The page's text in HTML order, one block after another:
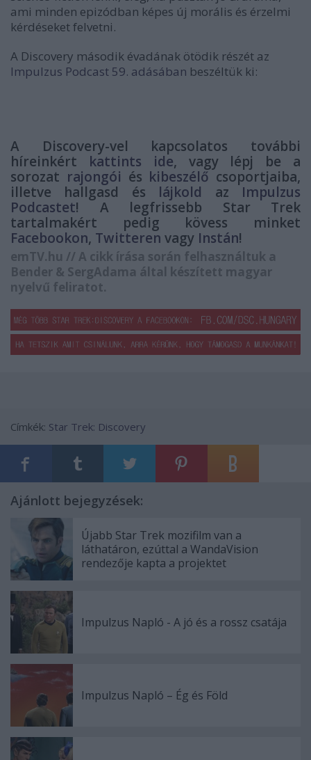
ami minden epizódban képes új morális és érzelmi
kérdéseket felvetni.
A Discovery második évadának ötödik részét az
Impulzus Podcast 59. adásában beszéltük ki:
A Discovery-vel kapcsolatos további
híreinkért kattints ide, vagy lépj be a
sorozat rajongói és kibeszélő csoportjaiba,
illetve hallgasd és lájkold az Impulzus
Podcastet! A legfrissebb Star Trek
tartalmakért pedig kövess minket
Facebookon, Twitteren vagy Instán!
emTV.hu // A cikk írása során felhasználtuk a
Bender & SergAdama által készített magyar
nyelvű feliratot.
Címkék: Star Trek: Discovery
Ajánlott bejegyzések:
Újabb Star Trek mozifilm van a
láthatáron, ezúttal a WandaVision
rendezője kapta a projektet
Impulzus Napló - A jó és a rossz csatája
Impulzus Napló – Ég és Föld